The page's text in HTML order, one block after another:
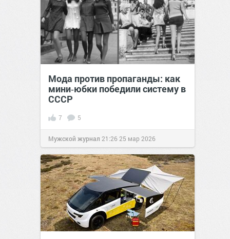
Мода против пропаганды: как
мини‑юбки победили систему в
СССР
7 5
Мужской журнал 21:2625 мар 2026